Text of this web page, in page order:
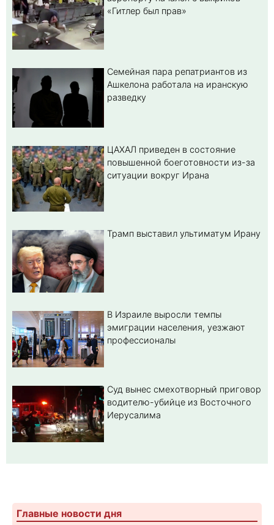
«Гитлер был прав»
Семейная пара репатриантов из
Ашкелона работала на иранскую
разведку
ЦАХАЛ приведен в состояние
повышенной боеготовности из-за
ситуации вокруг Ирана
Трамп выставил ультиматум Ирану
В Израиле выросли темпы
эмиграции населения, уезжают
профессионалы
Суд вынес смехотворный приговор
водителю-убийце из Восточного
Иерусалима
Главные новости дня